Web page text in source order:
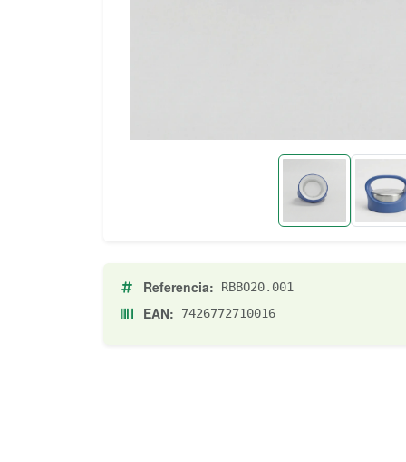
Referencia: RBBO20.001
EAN: 7426772710016